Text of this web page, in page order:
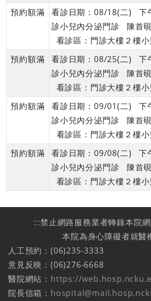
預約額滿
看診日期：08/18(二) 下
診小兒內分泌門診 陳首
看診區：門診大樓２樓
預約額滿
看診日期：08/25(二) 下
診小兒內分泌門診 陳首
看診區：門診大樓２樓
預約額滿
看診日期：09/01(二) 下
診小兒內分泌門診 陳首
看診區：門診大樓２樓
預約額滿
看診日期：09/08(二) 下
診小兒內分泌門診 陳首
看診區：門診大樓２樓
:::禁止網路服務業者轉錄本院
本院為身心障礙者就醫
人工預約：(06)235-3333
意見反映：(06)276-6668
醫院網站： https://
院長信箱：